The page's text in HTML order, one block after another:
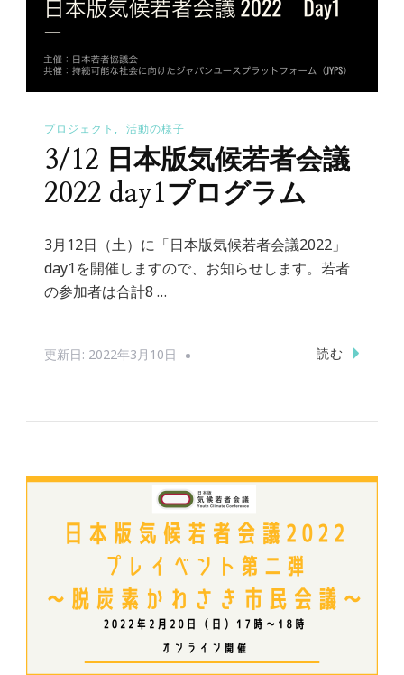
プロジェクト 活動の様子
3/12 日本版気候若者会議
2022 day1プログラム
3月12日（土）に「日本版気候若者会議2022」
day1を開催しますので、お知らせします。若者
の参加者は合計8 …
更新日: 2022年3月10日 読む